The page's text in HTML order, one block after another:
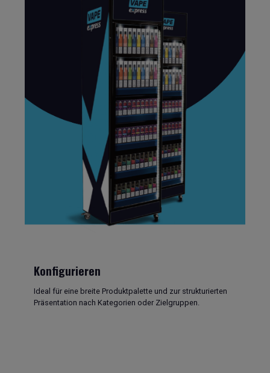
Konfigurieren
Ideal für eine breite Produktpalette und zur strukturierten
Präsentation nach Kategorien oder Zielgruppen.